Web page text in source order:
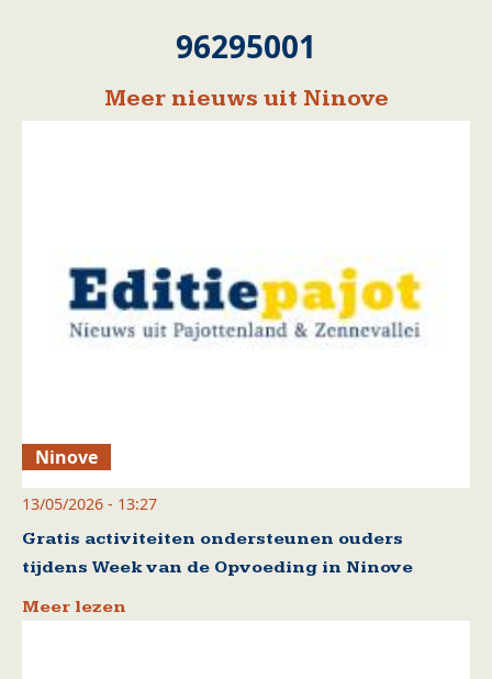
96295001
Meer nieuws uit Ninove
Ninove
13/05/2026 - 13:27
Gratis activiteiten ondersteunen ouders
tijdens Week van de Opvoeding in Ninove
Meer lezen